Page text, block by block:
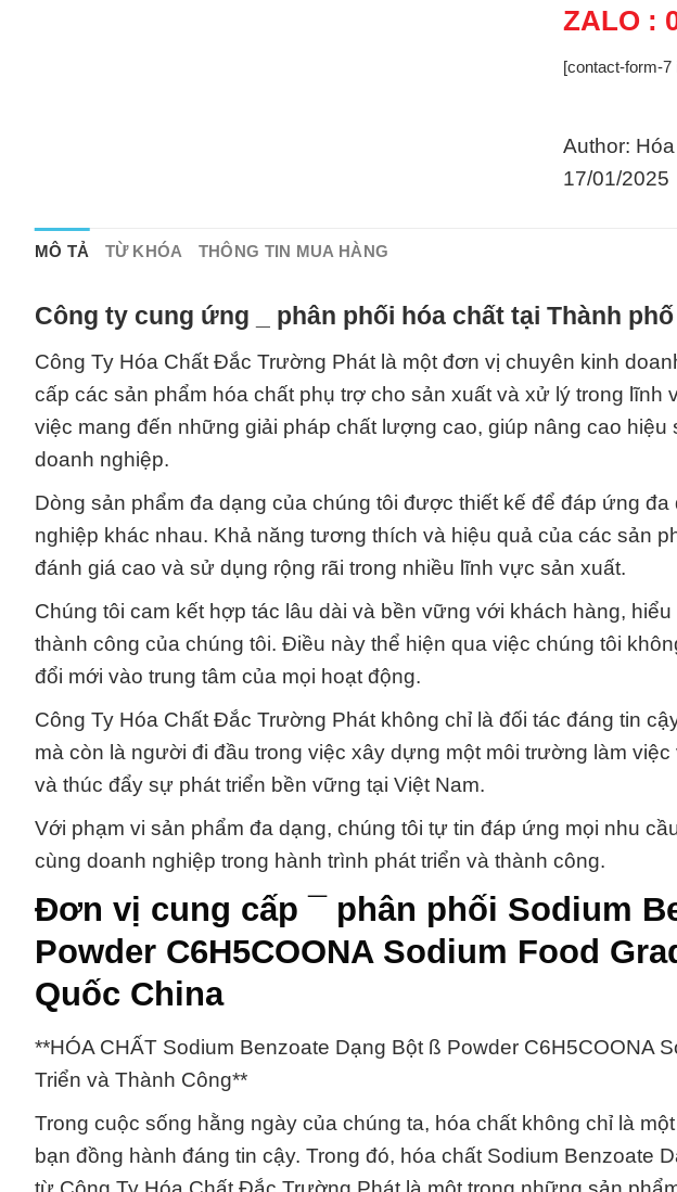
ZALO :
[contact-form-7
Author:
17/01/2025
MÔ TẢ TỪ KHÓA THÔNG TIN MUA HÀNG
Công ty cung ứng _ phân phối hóa chất tại Thành
Công Ty Hóa Chất Đắc Trường Phát là một đơn vị chuyên kinh
cấp các sản phẩm hóa chất phụ trợ cho sản xuất và xử lý trong lĩnh
việc mang đến những giải pháp chất lượng cao, giúp nâng cao
doanh nghiệp.
Dòng sản phẩm đa dạng của chúng tôi được thiết kế để đáp ứng
nghiệp khác nhau. Khả năng tương thích và hiệu quả của các sản
đánh giá cao và sử dụng rộng rãi trong nhiều lĩnh vực sản xuất.
Chúng tôi cam kết hợp tác lâu dài và bền vững với khách hàng,
thành công của chúng tôi. Điều này thể hiện qua việc chúng tôi
đổi mới vào trung tâm của mọi hoạt động.
Công Ty Hóa Chất Đắc Trường Phát không chỉ là đối tác đáng tin
mà còn là người đi đầu trong việc xây dựng một môi trường làm
và thúc đẩy sự phát triển bền vững tại Việt Nam.
Với phạm vi sản phẩm đa dạng, chúng tôi tự tin đáp ứng mọi nhu
cùng doanh nghiệp trong hành trình phát triển và thành công.
Đơn vị cung cấp ¯ phân phối Sodium
Powder C6H5COONA Sodium Food
Quốc China
**HÓA CHẤT Sodium Benzoate Dạng Bột ß Powder C6H5COONA
Triển và Thành Công**
Trong cuộc sống hằng ngày của chúng ta, hóa chất không chỉ là
bạn đồng hành đáng tin cậy. Trong đó, hóa chất Sodium Benzoate